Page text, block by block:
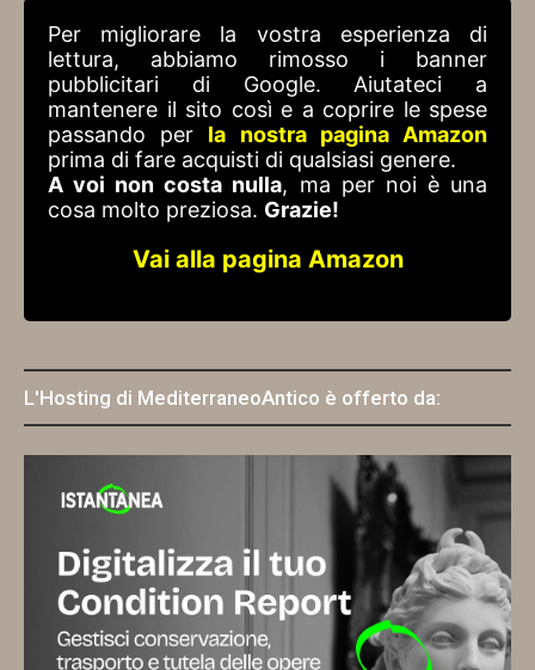
Per migliorare la vostra esperienza di
lettura, abbiamo rimosso i banner
pubblicitari di Google. Aiutateci a
mantenere il sito così e a coprire le spese
passando per la nostra pagina Amazon
prima di fare acquisti di qualsiasi genere.
A voi non costa nulla, ma per noi è una
cosa molto preziosa. Grazie!
Vai alla pagina Amazon
L'Hosting di MediterraneoAntico è offerto da: